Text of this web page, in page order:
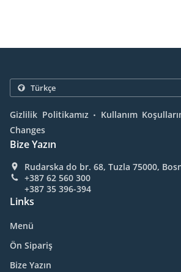
Gizlilik Politikamız . Kullanım
Changes
Bize Yazın
Rudarska do br. 68, Tuzla 75000,
+387 62 560 300
+387 35 396-394
Links
Menü
Ön Sipariş
Bize Yazın